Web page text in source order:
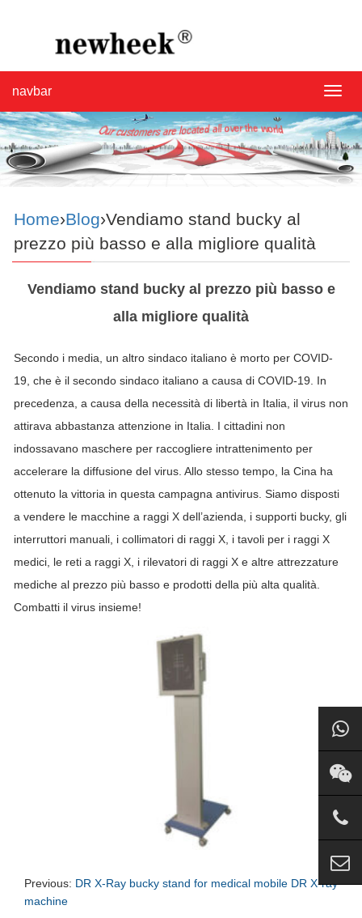
navbar
Home›Blog›Vendiamo stand bucky al
prezzo più basso e alla migliore qualità
Vendiamo stand bucky al prezzo più basso e
alla migliore qualità
Secondo i media, un altro sindaco italiano è morto per COVID-
19, che è il secondo sindaco italiano a causa di COVID-19. In
precedenza, a causa della necessità di libertà in Italia, il virus non
attirava abbastanza attenzione in Italia. I cittadini non
indossavano maschere per raccogliere intrattenimento per
accelerare la diffusione del virus. Allo stesso tempo, la Cina ha
ottenuto la vittoria in questa campagna antivirus. Siamo disposti
a vendere le macchine a raggi X dell’azienda, i supporti bucky, gli
interruttori manuali, i collimatori di raggi X, i tavoli per i raggi X
medici, le reti a raggi X, i rilevatori di raggi X e altre attrezzature
mediche al prezzo più basso e prodotti della più alta qualità.
Combatti il virus insieme!
Previous: DR X-Ray bucky stand for medical mobile DR X-ray
machine